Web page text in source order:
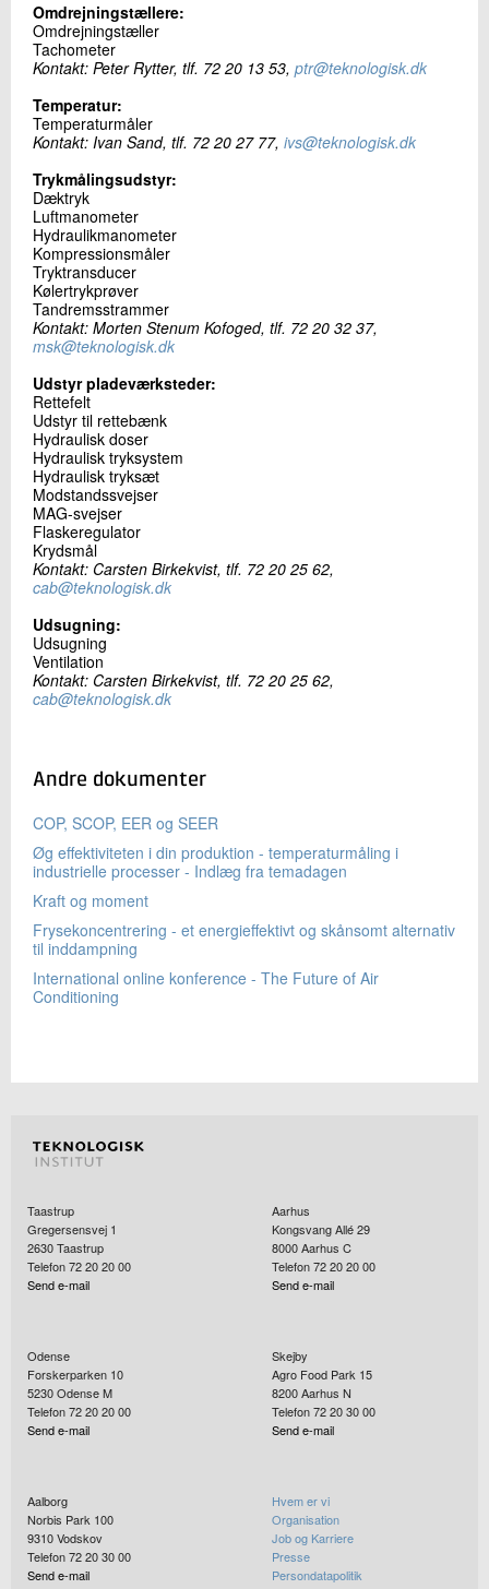
Omdrejningstællere:
Omdrejningstæller
Tachometer
Kontakt: Peter Rytter, tlf. 72 20 13 53, ptr@teknologisk.dk
Temperatur:
Temperaturmåler
Kontakt: Ivan Sand, tlf. 72 20 27 77, ivs@teknologisk.dk
Trykmålingsudstyr:
Dæktryk
Luftmanometer
Hydraulikmanometer
Kompressionsmåler
Tryktransducer
Kølertrykprøver
Tandremsstrammer
Kontakt: Morten Stenum Kofoged, tlf. 72 20 32 37,
msk@teknologisk.dk
Udstyr pladeværksteder:
Rettefelt
Udstyr til rettebænk
Hydraulisk doser
Hydraulisk tryksystem
Hydraulisk tryksæt
Modstandssvejser
MAG-svejser
Flaskeregulator
Krydsmål
Kontakt: Carsten Birkekvist, tlf. 72 20 25 62,
cab@teknologisk.dk
Udsugning:
Udsugning
Ventilation
Kontakt: Carsten Birkekvist, tlf. 72 20 25 62,
cab@teknologisk.dk
Andre dokumenter
COP, SCOP, EER og SEER
Øg effektiviteten i din produktion - temperaturmåling i
industrielle processer - Indlæg fra temadagen
Kraft og moment
Frysekoncentrering - et energieffektivt og skånsomt alternativ
til inddampning
International online konference - The Future of Air
Conditioning
Taastrup
Gregersensvej 1
2630Taastrup
Telefon 72 20 20 00
Send e-mail
Aarhus
Kongsvang Allé 29
8000Aarhus C
Telefon 72 20 20 00
Send e-mail
Odense
Forskerparken 10
5230Odense M
Telefon 72 20 20 00
Send e-mail
Skejby
Agro Food Park 15
8200Aarhus N
Telefon 72 20 30 00
Send e-mail
Aalborg
Norbis Park 100
9310Vodskov
Telefon 72 20 30 00
Send e-mail
Hvem er vi
Organisation
Job og Karriere
Presse
Persondatapolitik